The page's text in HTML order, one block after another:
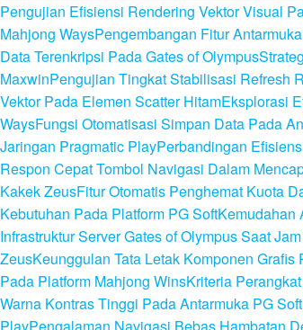
Pengujian Efisiensi Rendering Vektor Visual
Mahjong WaysPengembangan Fitur
Data Terenkripsi Pada Gates of Olympus
MaxwinPengujian Tingkat Stabilisasi Refresh
Vektor Pada Elemen Scatter HitamEksplorasi
WaysFungsi Otomatisasi Simpan Data Pada
Jaringan Pragmatic PlayPerbandingan
Respon Cepat Tombol Navigasi Dalam
Kakek ZeusFitur Otomatis Penghemat Kuota
Kebutuhan Pada Platform PG SoftKemudahan
Infrastruktur Server Gates of Olympus Saat
ZeusKeunggulan Tata Letak Komponen Grafis
Pada Platform Mahjong WinsKriteria
Warna Kontras Tinggi Pada Antarmuka PG Soft